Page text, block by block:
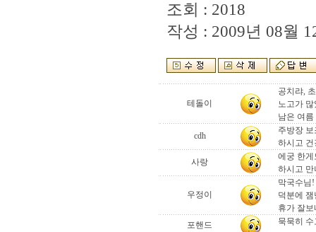
조회 : 2018
작성 : 2009년 08월
테돌이
공치랴,
노고가
남은 여
cdh
주방장
하시고
사랑
에궁 한
하시고
우정이
막국수님
덕분에
휴가 잘
포핸드
묵묵히